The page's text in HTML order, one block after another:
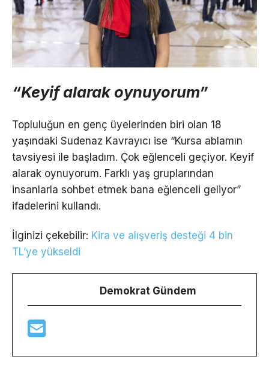
“Keyif alarak oynuyorum”
Topluluğun en genç üyelerinden biri olan 18
yaşındaki Sudenaz Kavrayıcı ise “Kursa ablamın
tavsiyesi ile başladım. Çok eğlenceli geçiyor. Keyif
alarak oynuyorum. Farklı yaş gruplarından
insanlarla sohbet etmek bana eğlenceli geliyor”
ifadelerini kullandı.
İlginizi çekebilir: Kira ve alışveriş desteği 4 bin
TL’ye yükseldi
Demokrat Gündem